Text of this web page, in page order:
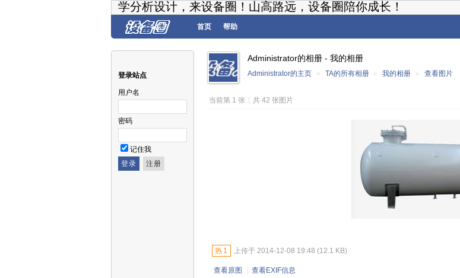
学分析设计，来设备圈！山高路远，设备圈陪你成长！
首页 帮助
登录站点
用户名
密码
记住我
Administrator的相册 - 我的相册
Administrator的主页 » TA的所有相册 » 我的相册 » 查看图片
当前第 1 张 共 42 张图片
热 1 上传于 2014-12-08 19:48 (12.1 KB)
查看原图 查看EXIF信息